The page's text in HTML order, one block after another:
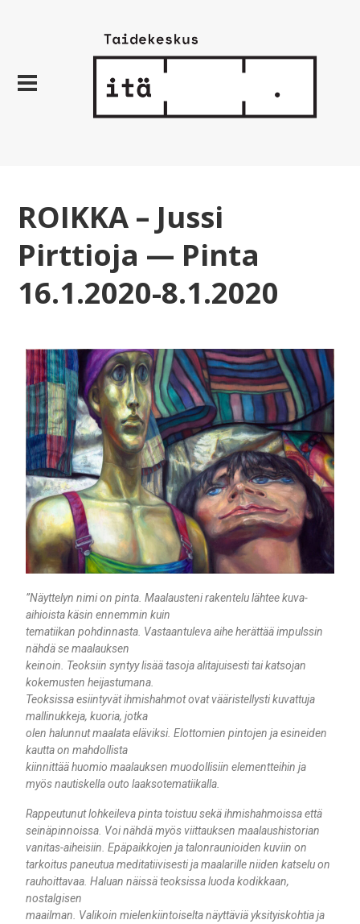
ROIKKA – Jussi
Pirttioja — Pinta
16.1.2020-8.1.2020
”Näyttelyn nimi on pinta. Maalausteni rakentelu lähtee kuva-
aihioista käsin ennemmin kuin
tematiikan pohdinnasta. Vastaantuleva aihe herättää impulssin
nähdä se maalauksen
keinoin. Teoksiin syntyy lisää tasoja alitajuisesti tai katsojan
kokemusten heijastumana.
Teoksissa esiintyvät ihmishahmot ovat vääristellysti kuvattuja
mallinukkeja, kuoria, jotka
olen halunnut maalata eläviksi. Elottomien pintojen ja esineiden
kautta on mahdollista
kiinnittää huomio maalauksen muodollisiin elementteihin ja
myös nautiskella outo laaksotematiikalla.
Rappeutunut lohkeileva pinta toistuu sekä ihmishahmoissa että
seinäpinnoissa. Voi nähdä myös viittauksen maalaushistorian
vanitas-aiheisiin. Epäpaikkojen ja talonraunioiden kuviin on
tarkoitus paneutua meditatiivisesti ja maalarille niiden katselu on
rauhoittavaa. Haluan näissä teoksissa luoda kodikkaan,
nostalgisen
maailman. Valikoin mielenkiintoiselta näyttäviä yksityiskohtia ja